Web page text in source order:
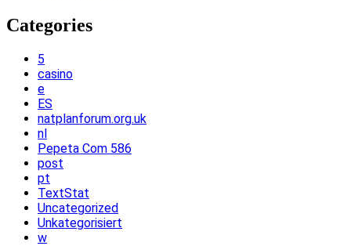
Categories
5
casino
e
ES
natplanforum.org.uk
nl
Pepeta Com 586
post
pt
TextStat
Uncategorized
Unkategorisiert
w